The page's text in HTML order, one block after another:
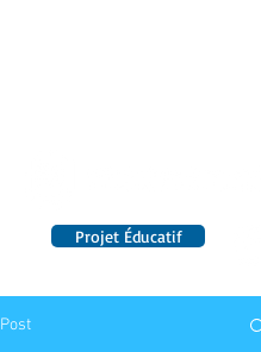
Projet Éducatif
Post